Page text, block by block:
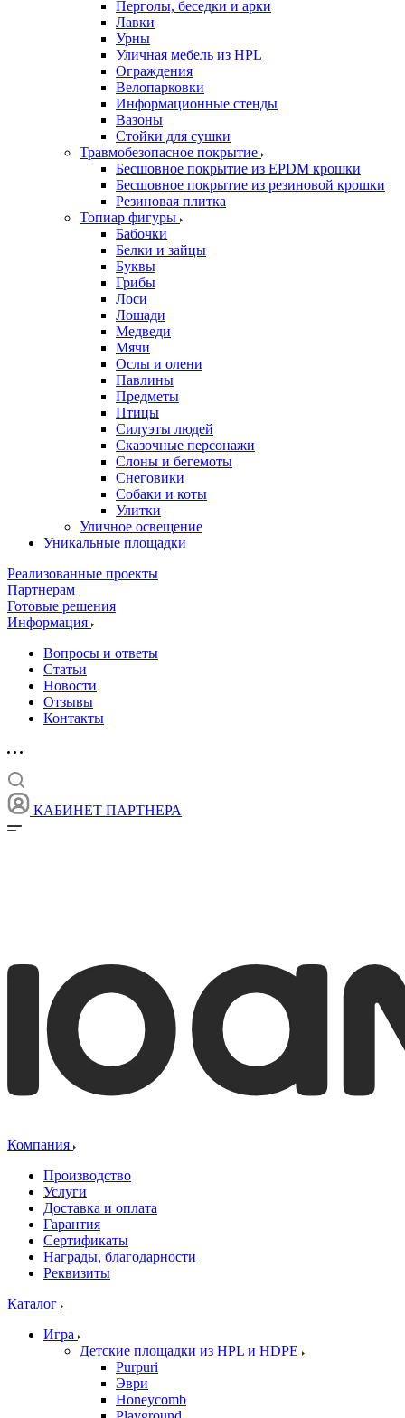
Перголы, беседки и арки
Лавки
Урны
Уличная мебель из HPL
Ограждения
Велопарковки
Информационные стенды
Вазоны
Стойки для сушки
Травмобезопасное покрытие
Бесшовное покрытие из EPDM крошки
Бесшовное покрытие из резиновой крошки
Резиновая плитка
Топиар фигуры
Бабочки
Белки и зайцы
Буквы
Грибы
Лоси
Лошади
Медведи
Мячи
Ослы и олени
Павлины
Предметы
Птицы
Силуэты людей
Сказочные персонажи
Слоны и бегемоты
Снеговики
Собаки и коты
Улитки
Уличное освещение
Уникальные площадки
Реализованные проекты
Партнерам
Готовые решения
Информация
Вопросы и ответы
Статьи
Новости
Отзывы
Контакты
КАБИНЕТ ПАРТНЕРА
Компания
Производство
Услуги
Доставка и оплата
Гарантия
Сертификаты
Награды, благодарности
Реквизиты
Каталог
Игра
Детские площадки из HPL и HDPE
Purpuri
Эври
Honeycomb